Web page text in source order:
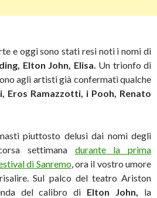
e oggi sono stati resi noti i nomi di
Elton John, Elisa. Un trionfo di
agli artisti già confermati qualche
Eros Ramazzotti, i Pooh, Renato
piuttosto delusi dai nomi degli
settimana durante la prima
di Sanremo, ora il vostro umore
Sul palco del teatro Ariston
del calibro di Elton John, la